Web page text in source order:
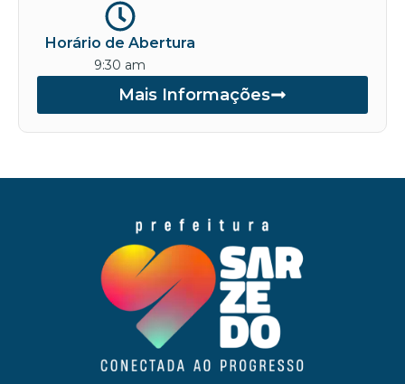
Horário de Abertura
9:30 am
Mais Informações